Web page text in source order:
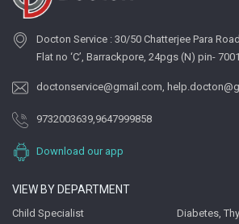
Docton Service : 30/50 Chatterjee Para
Flat no ‘C’, Barrackpore, 24pgs (N) pin-
doctonservice@gmail.com,
9732003639,9647999858
Download our app
VIEW BY DEPARTMENT
Child Specialist Diabetes,